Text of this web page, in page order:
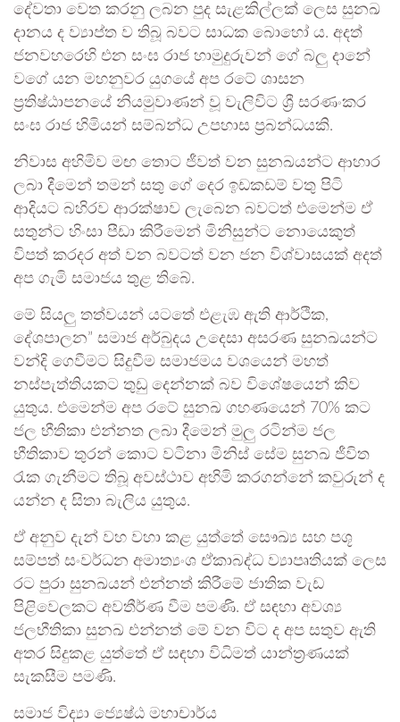
දේවතා වෙත කරනු ලබන පුද සැළකිල්ලක් ලෙස සුනඛ
දානය ද ව්‍යාප්ත ව තිබූ බවට සාධක බොහෝ ය. අදත්
ජනවහරෙහි එන සංඝ රාජ හාමුදුරුවන් ගේ බලු දානේ
වගේ යන මහනුවර යුගයේ අප රටේ ශාසන
ප්‍රතිෂ්ඨාපනයේ නියමුවාණන් වූ වැලිවිට ශ්‍රී සරණංකර
සංඝ රාජ හිමියන් සම්බන්ධ උපහාස ප්‍රබන්ධයකි.
නිවාස අහිමිව මඟ තොට ජීවත් වන සුනඛයන්ට ආහාර
ලබා දීමෙන් තමන් සතු ගේ දෙර ඉඩකඩම් වතු පිටි
ආදියට බහිරව ආරක්ෂාව ලැබෙන බවටත් එමෙන්ම ඒ
සතුන්ට හිංසා පීඩා කිරීමෙන් මිනිසුන්ට නොයෙකුත්
විපත් කරදර අත් වන බවටත් වන ජන විශ්වාසයක් අදත්
අප ගැමි සමාජය තුළ තිබේ.
මේ සියලු තත්වයන් යටතේ එළැඹ ඇති ආර්ථික,
දේශපාලන” සමාජ අර්බුදය උදෙසා අසරණ සුනඛයන්ට
වන්දි ගෙවීමට සිදුවීම සමාජමය වශයෙන් මහත්
නස්පැත්තියකට තුඩු දෙන්නක් බව විශේෂයෙන් කිව
යුතුය. එමෙන්ම අප රටේ සුනඛ ගහණයෙන් 70% කට
ජල භීතිකා එන්නත ලබා දීමෙන් මුලු රටින්ම ජල
භීතිකාව තුරන් කොට වටිනා මිනිස් සේම සුනඛ ජීවිත
රැක ගැනීමට තිබූ අවස්ථාව අහිමි කරගන්නේ කවුරුන් ද
යන්න ද සිතා බැලිය යුතුය.
ඒ අනුව දැන් වහ වහා කළ යුත්තේ සෞඛ්‍ය සහ පශූ
සම්පත් සංවර්ධන අමාත්‍යංශ ඒකාබද්ධ ව්‍යාපෘතියක් ලෙස
රට පුරා සුනඛයන් එන්නත් කිරීමේ ජාතික වැඩ
පිළිවෙලකට අවතීර්ණ වීම පමණි. ඒ සඳහා අවශ්‍ය
ජලභීතිකා සුනඛ එන්නත් මේ වන විට ද අප සතුව ඇති
අතර සිදුකළ යුත්තේ ඒ සඳහා විධිමත් යාන්ත්‍රණයක්
සැකසීම පමණි.
සමාජ විද්‍යා ජ්‍යෙෂ්ඨ මහාචාර්ය